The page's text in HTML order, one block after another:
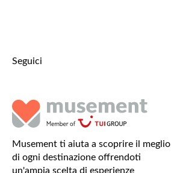
Seguici
Musement ti aiuta a scoprire il meglio
di ogni destinazione offrendoti
un'ampia scelta di esperienze